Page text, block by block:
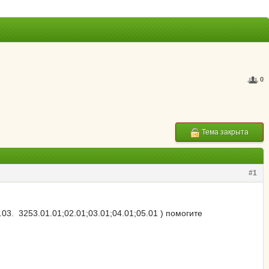
0
Тема закрыта
#1
3253.01.01;02.01;03.01;04.01;05.01 ) помогите